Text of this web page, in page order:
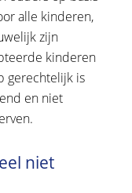
alle kinderen,
zijn
kinderen
gerechtelijk is
en niet
niet